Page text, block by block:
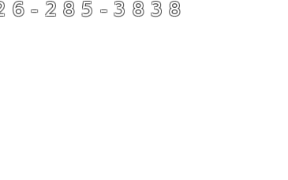
285-3838